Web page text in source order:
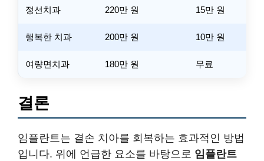
정선치과 220만 원 15만 원
행복한 치과 200만 원 10만 원
여량면치과 180만 원 무료
결론
임플란트는 결손 치아를 회복하는 효과적인 방법
입니다. 위에 언급한 요소를 바탕으로 임플란트